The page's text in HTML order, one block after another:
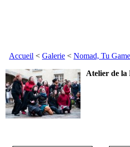
Accueil < Galerie < Nomad, Tu
Atelier de la